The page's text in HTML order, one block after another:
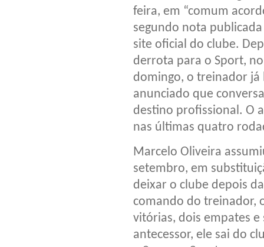
feira, em “comum
segundo nota
site oficial do clube.
derrota para o Sport, no
domingo, o treinador já
anunciado que
destino profissional. O
nas últimas quatro
Marcelo Oliveira
setembro, em
deixar o clube depois
comando do treinador,
vitórias, dois empates
antecessor, ele sai do